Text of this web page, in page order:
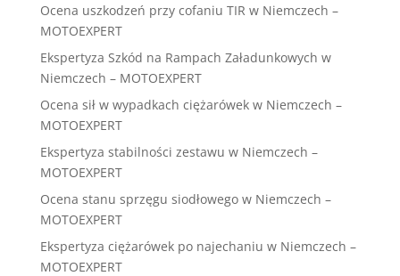
Ocena uszkodzeń przy cofaniu TIR w Niemczech –
MOTOEXPERT
Ekspertyza Szkód na Rampach Załadunkowych w
Niemczech – MOTOEXPERT
Ocena sił w wypadkach ciężarówek w Niemczech –
MOTOEXPERT
Ekspertyza stabilności zestawu w Niemczech –
MOTOEXPERT
Ocena stanu sprzęgu siodłowego w Niemczech –
MOTOEXPERT
Ekspertyza ciężarówek po najechaniu w Niemczech –
MOTOEXPERT